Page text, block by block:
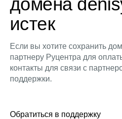
домена
истек
Если вы хотите сохранить
партнеру Руцентра для
контакты для связи с
поддержки.
Обратиться в поддержку